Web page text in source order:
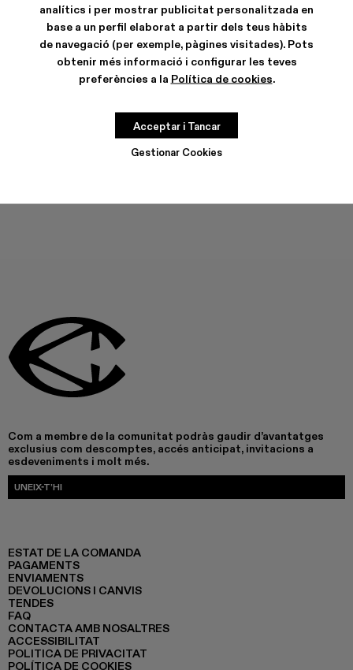
analítics i per mostrar publicitat personalitzada en
base a un perfil elaborat a partir dels teus hàbits
de navegació (per exemple, pàgines visitades). Pots
obtenir més informació i configurar les teves
preferències a la Política de cookies.
Gestionar Cookies
Acceptar i Tancar
CARACTERÍSTIQUES
CURA DEL PRODUCTE
Com a membre de la comunitat podràs gaudir d’avantatges
exclusius com descomptes, accés anticipat, invitacions a
esdeveniments i molt més.
UNEIX-T’HI
ESTAT DE LA COMANDA
PAGAMENTS
ENVIAMENTS
DEVOLUCIONS I CANVIS
TENDES
FAQ
CONTACTA AMB NOSALTRES
ACCESSIBILITAT
POLITICA DE PRIVACITAT
POLÍTICA DE COOKIES